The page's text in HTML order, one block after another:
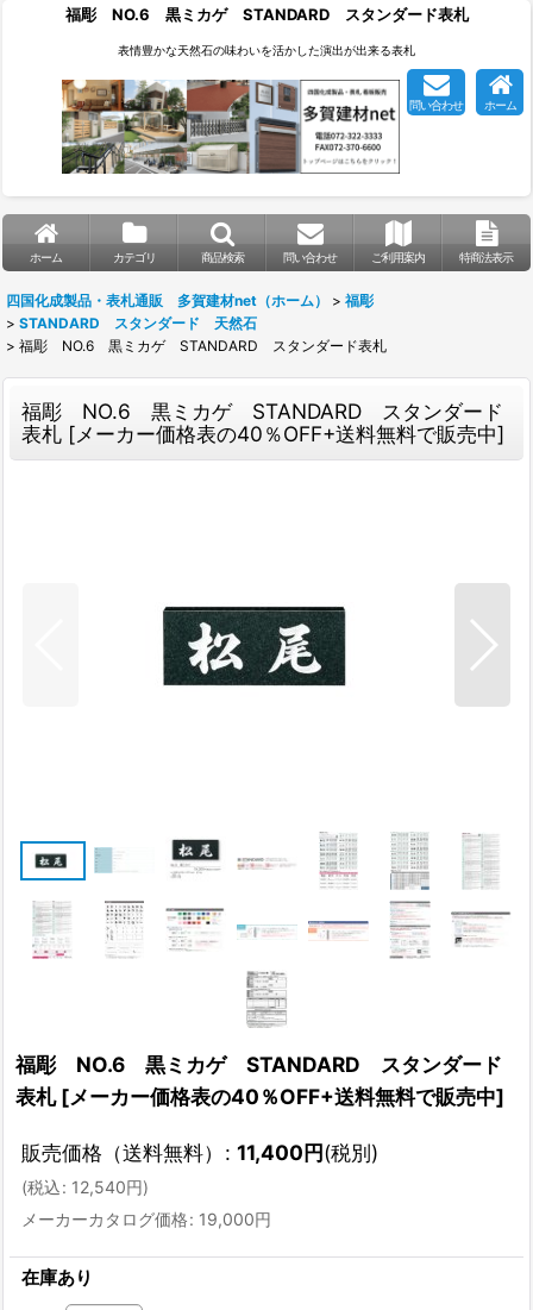
福彫 NO.6 黒ミカゲ STANDARD スタンダード表札
表情豊かな天然石の味わいを活かした演出が出来る表札
問い合わせ ホーム
ホーム カテゴリ 商品検索 問い合わせ ご利用案内 特商法表示
四国化成製品・表札通販 多賀建材net（ホーム） > 福彫
> STANDARD スタンダード 天然石
> 福彫 NO.6 黒ミカゲ STANDARD スタンダード表札
福彫 NO.6 黒ミカゲ STANDARD スタンダード
表札 [メーカー価格表の40％OFF+送料無料で販売中]
福彫 NO.6 黒ミカゲ STANDARD スタンダード
表札 [メーカー価格表の40％OFF+送料無料で販売中]
販売価格（送料無料） : 11,400円(税別)
(税込: 12,540円)
メーカーカタログ価格: 19,000円
在庫あり